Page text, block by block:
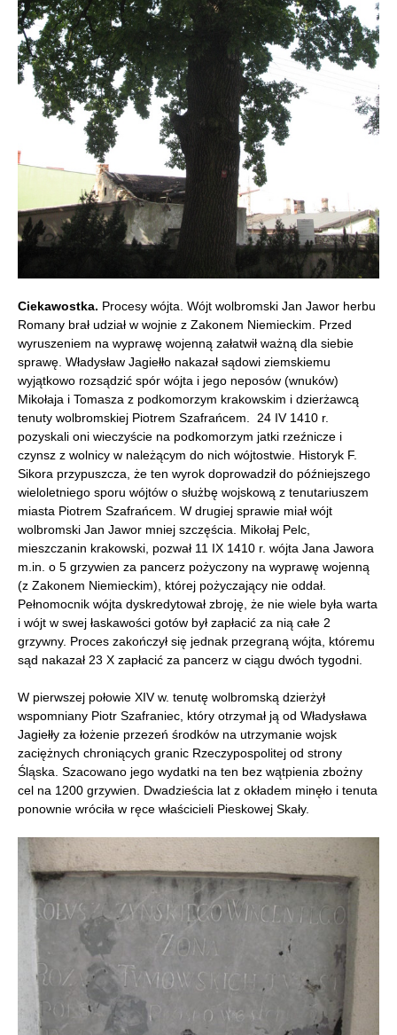
Ciekawostka. Procesy wójta. Wójt wolbromski Jan Jawor herbu
Romany brał udział w wojnie z Zakonem Niemieckim. Przed
wyruszeniem na wyprawę wojenną załatwił ważną dla siebie
sprawę. Władysław Jagiełło nakazał sądowi ziemskiemu
wyjątkowo rozsądzić spór wójta i jego neposów (wnuków)
Mikołaja i Tomasza z podkomorzym krakowskim i dzierżawcą
tenuty wolbromskiej Piotrem Szafrańcem. 24 IV 1410 r.
pozyskali oni wieczyście na podkomorzym jatki rzeźnicze i
czynsz z wolnicy w należącym do nich wójtostwie. Historyk F.
Sikora przypuszcza, że ten wyrok doprowadził do późniejszego
wieloletniego sporu wójtów o służbę wojskową z tenutariuszem
miasta Piotrem Szafrańcem. W drugiej sprawie miał wójt
wolbromski Jan Jawor mniej szczęścia. Mikołaj Pelc,
mieszczanin krakowski, pozwał 11 IX 1410 r. wójta Jana Jawora
m.in. o 5 grzywien za pancerz pożyczony na wyprawę wojenną
(z Zakonem Niemieckim), której pożyczający nie oddał.
Pełnomocnik wójta dyskredytował zbroję, że nie wiele była warta
i wójt w swej łaskawości gotów był zapłacić za nią całe 2
grzywny. Proces zakończył się jednak przegraną wójta, któremu
sąd nakazał 23 X zapłacić za pancerz w ciągu dwóch tygodni.
W pierwszej połowie XIV w. tenutę wolbromską dzierżył
wspomniany Piotr Szafraniec, który otrzymał ją od Władysława
Jagiełły za łożenie przezeń środków na utrzymanie wojsk
zaciężnych chroniących granic Rzeczypospolitej od strony
Śląska. Szacowano jego wydatki na ten bez wątpienia zbożny
cel na 1200 grzywien. Dwadzieścia lat z okładem minęło i tenuta
ponownie wróciła w ręce właścicieli Pieskowej Skały.